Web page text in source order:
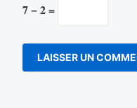
7 − 2 =